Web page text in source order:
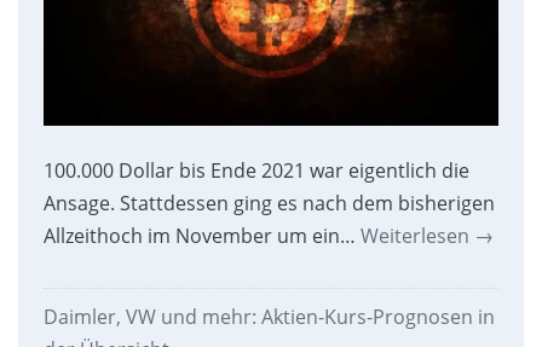
100.000 Dollar bis Ende 2021 war eigentlich die
Ansage. Stattdessen ging es nach dem bisherigen
Allzeithoch im November um ein… Weiterlesen →
Daimler, VW und mehr: Aktien-Kurs-Prognosen in